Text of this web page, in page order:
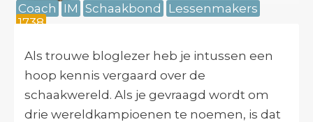
Coach IM Schaakbond
Lessenmakers
1738
Als trouwe bloglezer heb je intussen een
hoop kennis vergaard over de
schaakwereld. Als je gevraagd wordt om
drie wereldkampioenen te noemen, is dat